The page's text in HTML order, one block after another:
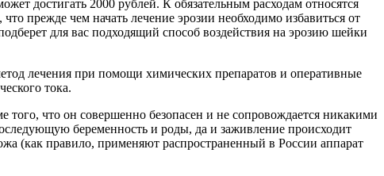
достигать 2000 рублей. К обязательным расходам относятся
прежде чем начать лечение эрозии необходимо избавиться от
для вас подходящий способ воздействия на эрозию шейки
лечения при помощи химических препаратов и оперативные
тока.
того, что он совершенно безопасен и не сопровождается никакими
беременность и роды, да и заживление происходит
(как правило, применяют распространенный в России аппарат